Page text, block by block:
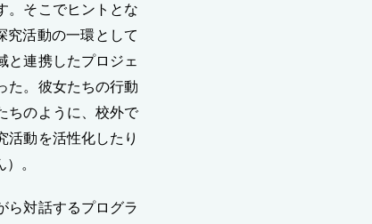
。そこでヒントとな
究活動の一環として
と連携したプロジェ
た。彼女たちの行動
ちのように、校外で
活動を活性化したり
。
ら対話するプログラ